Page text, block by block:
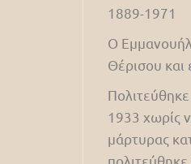
1889-1971
Ο
Θέρισου και
1933 χωρίς
μάρτυρας